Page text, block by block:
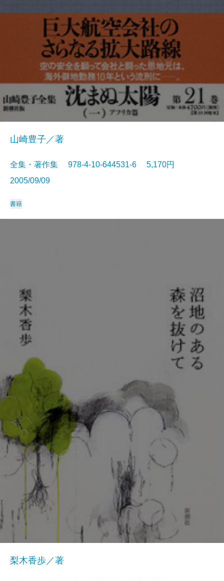
山崎豊子／著
全集・著作集 978-4-10-644531-6 5,170円
2005/09/09
書籍
梨木香歩／著